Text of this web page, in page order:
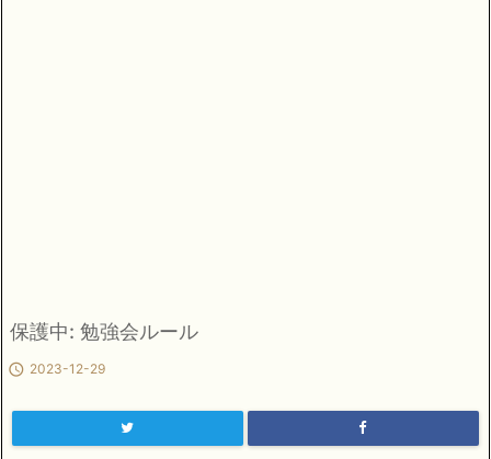
保護中: 勉強会ルール
 2023-12-29